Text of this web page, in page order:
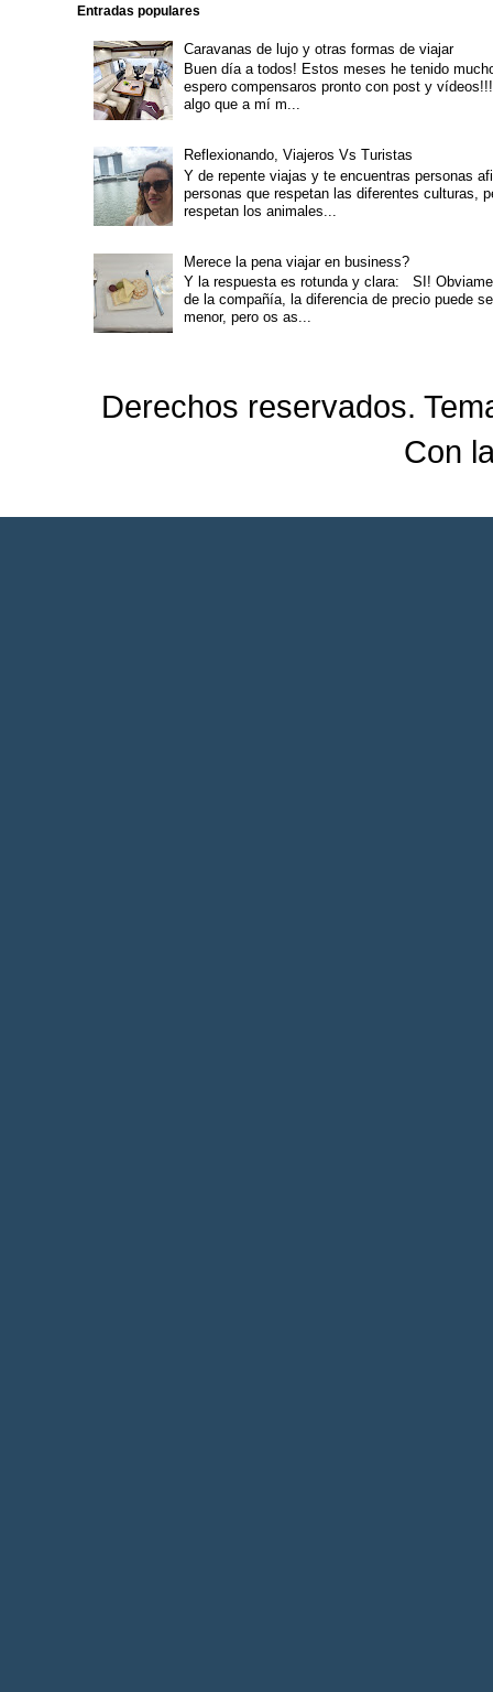
Entradas populares
Caravanas de lujo y otras formas de viajar
Buen día a todos! Estos meses he tenido
espero compensaros pronto con post y
algo que a mí m...
Reflexionando, Viajeros Vs Turistas
Y de repente viajas y te encuentras personas
personas que respetan las diferentes culturas,
respetan los animales...
Merece la pena viajar en business?
Y la respuesta es rotunda y clara: SI!
de la compañía, la diferencia de precio puede
menor, pero os as...
Derechos reservados.
Con